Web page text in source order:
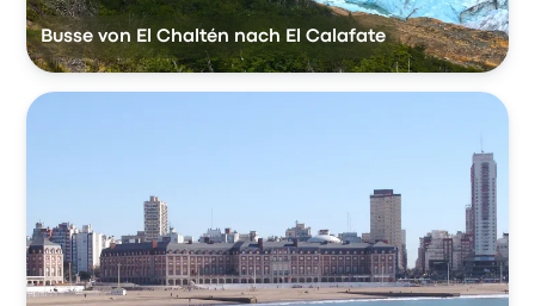
Busse von El Chaltén nach El Calafate